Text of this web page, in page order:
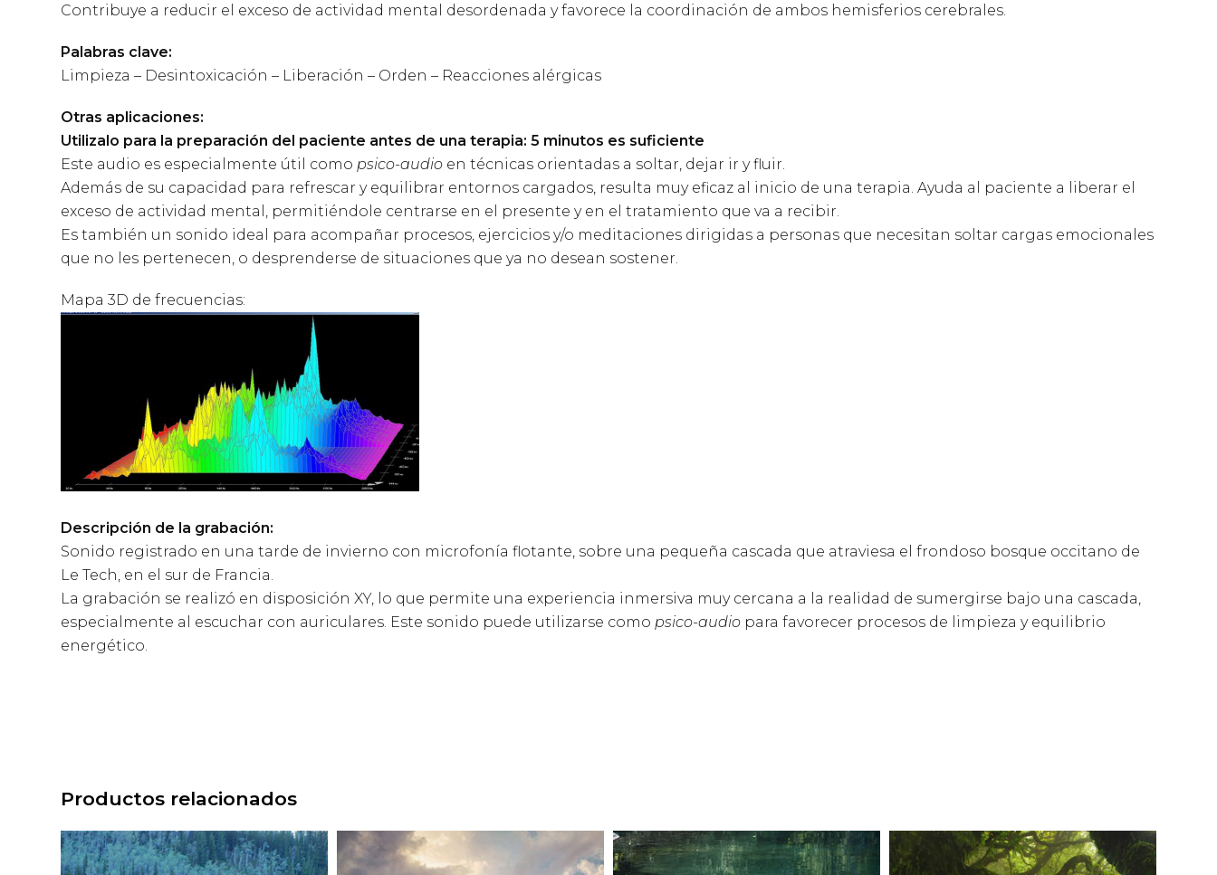
Contribuye a reducir el exceso de actividad mental desordenada y favorece la coordinación de ambos hemisferios cerebrales.
Palabras clave:
Limpieza – Desintoxicación – Liberación – Orden – Reacciones alérgicas
Otras aplicaciones:
Utilizalo para la preparación del paciente antes de una terapia: 5 minutos es suficiente
Este audio es especialmente útil comopsico-audio en técnicas orientadas a soltar, dejar ir y fluir.
Además de su capacidad para refrescar y equilibrar entornos cargados, resulta muy eficaz al inicio de una terapia. Ayuda al paciente a liberar el
exceso de actividad mental, permitiéndole centrarse en el presente y en el tratamiento que va a recibir.
Es también un sonido ideal para acompañar procesos, ejercicios y/o meditaciones dirigidas a personas que necesitan soltar cargas emocionales
que no les pertenecen, o desprenderse de situaciones que ya no desean sostener.
Mapa 3D de frecuencias:
Descripción de la grabación:
Sonido registrado en una tarde de invierno con microfonía flotante, sobre una pequeña cascada que atraviesa el frondoso bosque occitano de
Le Tech, en el sur de Francia.
La grabación se realizó en disposición XY, lo que permite una experiencia inmersiva muy cercana a la realidad de sumergirse bajo una cascada,
especialmente al escuchar con auriculares. Este sonido puede utilizarse comopsico-audio para favorecer procesos de limpieza y equilibrio
energético.
Productos relacionados